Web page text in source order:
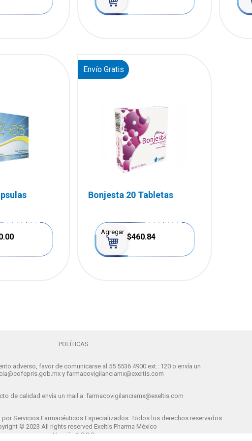
Envío Gratis
Bonjesta 20 Tabletas
Agregar
$460.84
POLÍTICAS
adverso, favor de comunicarse al 55 5536 4900 ext.: 120 o envía un
y farmacovigilanciamx@exeltis.com
de calidad envía un mail a: farmacovigilanciamx@exeltis.com
por Servicios Farmacéuticos Especializados. Todos los derechos reservados.
© 2023 All rights reserved Exeltis Pharma México
Versión 1.0.0.0